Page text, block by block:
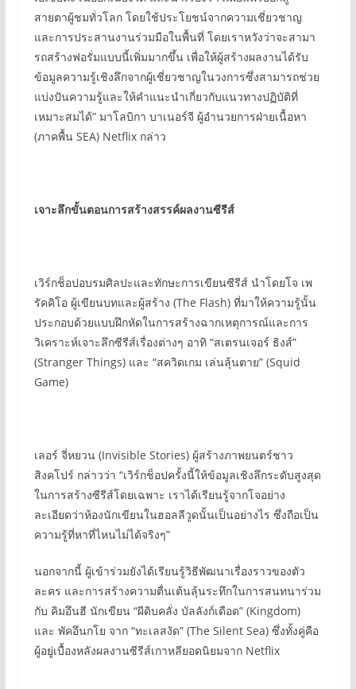
สายตาผู้ชมทั่วโลก โดยใช้ประโยชน์จากความเชี่ยวชาญ
และการประสานงานร่วมมือในพื้นที่ โดยเราหวังว่าจะสามา
รถสร้างฟอรั่มแบบนี้เพิ่มมากขึ้น เพื่อให้ผู้สร้างผลงานได้รับ
ข้อมูลความรู้เชิงลึกจากผู้เชี่ยวชาญในวงการซึ่งสามารถช่วย
แบ่งปันความรู้และให้คำแนะนำเกี่ยวกับแนวทางปฏิบัติที่
เหมาะสมได้” มาโลบิกา บาเนอร์จี ผู้อำนวยการฝ่ายเนื้อหา
(ภาคพื้น SEA) Netflix กล่าว
เจาะลึกขั้นตอนการสร้างสรรค์ผลงานซีรีส์
เวิร์กช็อปอบรมศิลปะและทักษะการเขียนซีรีส์ นำโดยโจ เพ
รัคคิโอ ผู้เขียนบทและผู้สร้าง (The Flash) ที่มาให้ความรู้นั้น
ประกอบด้วยแบบฝึกหัดในการสร้างฉากเหตุการณ์และการ
วิเคราะห์เจาะลึกซีรีส์เรื่องต่างๆ อาทิ “สเตรนเจอร์ ธิงส์”
(Stranger Things) และ “สควิดเกม เล่นลุ้นตาย” (Squid
Game)
เลอร์ จี่หยวน (Invisible Stories) ผู้สร้างภาพยนตร์ชาว
สิงคโปร์ กล่าวว่า “เวิร์กช็อปครั้งนี้ให้ข้อมูลเชิงลึกระดับสูงสุด
ในการสร้างซีรีส์โดยเฉพาะ เราได้เรียนรู้จากโจอย่าง
ละเอียดว่าห้องนักเขียนในฮอลลีวูดนั้นเป็นอย่างไร ซึ่งถือเป็น
ความรู้ที่หาที่ไหนไม่ได้จริงๆ”
นอกจากนี้ ผู้เข้าร่วมยังได้เรียนรู้วิธีพัฒนาเรื่องราวของตัว
ละคร และการสร้างความตื่นเต้นลุ้นระทึกในการสนทนาร่วม
กับ คิมอึนฮี นักเขียน “ผีดิบคลั่ง บัลลังก์เดือด” (Kingdom)
และ พัคอึนกโย จาก “ทะเลสงัด” (The Silent Sea) ซึ่งทั้งคู่คือ
ผู้อยู่เบื้องหลังผลงานซีรีส์เกาหลียอดนิยมจาก Netflix